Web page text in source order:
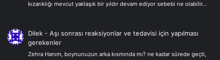
kızarıklığı mevcut yaklaşık bir yıldır devam ediyor sebebi ne olabilir…
Dilek -Aşı sonrası reaksiyonlar ve tedavisi için yapılması
gerekenler
Zehra Hanım, boynunuzun arka kısmında mı? ne kadar sürede geçti,